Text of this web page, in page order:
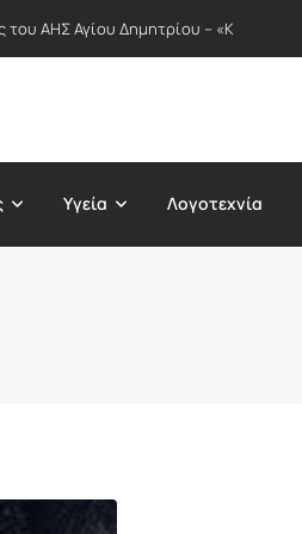
και Σωτήρος του κόσμου
Υγεία Λογοτεχνία